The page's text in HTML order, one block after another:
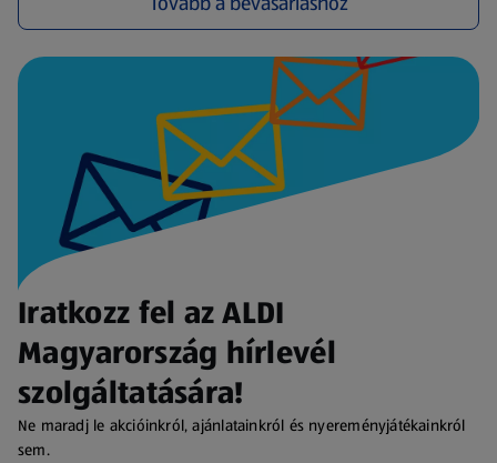
(új oldalon nyílik meg)
Iratkozz fel az ALDI
Magyarország hírlevél
szolgáltatására!
Ne maradj le akcióinkról, ajánlatainkról és nyereményjátékainkról
sem.